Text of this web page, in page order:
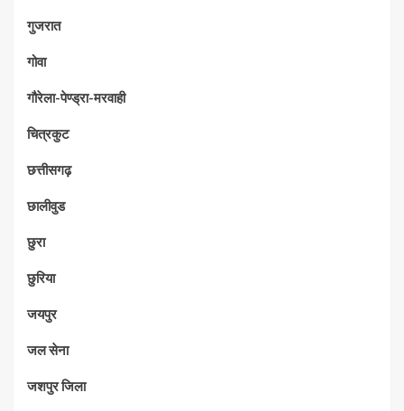
गुजरात
गोवा
गौरेला-पेण्ड्रा-मरवाही
चित्रकुट
छत्तीसगढ़
छालीवुड
छुरा
छुरिया
जयपुर
जल सेना
जशपुर जिला